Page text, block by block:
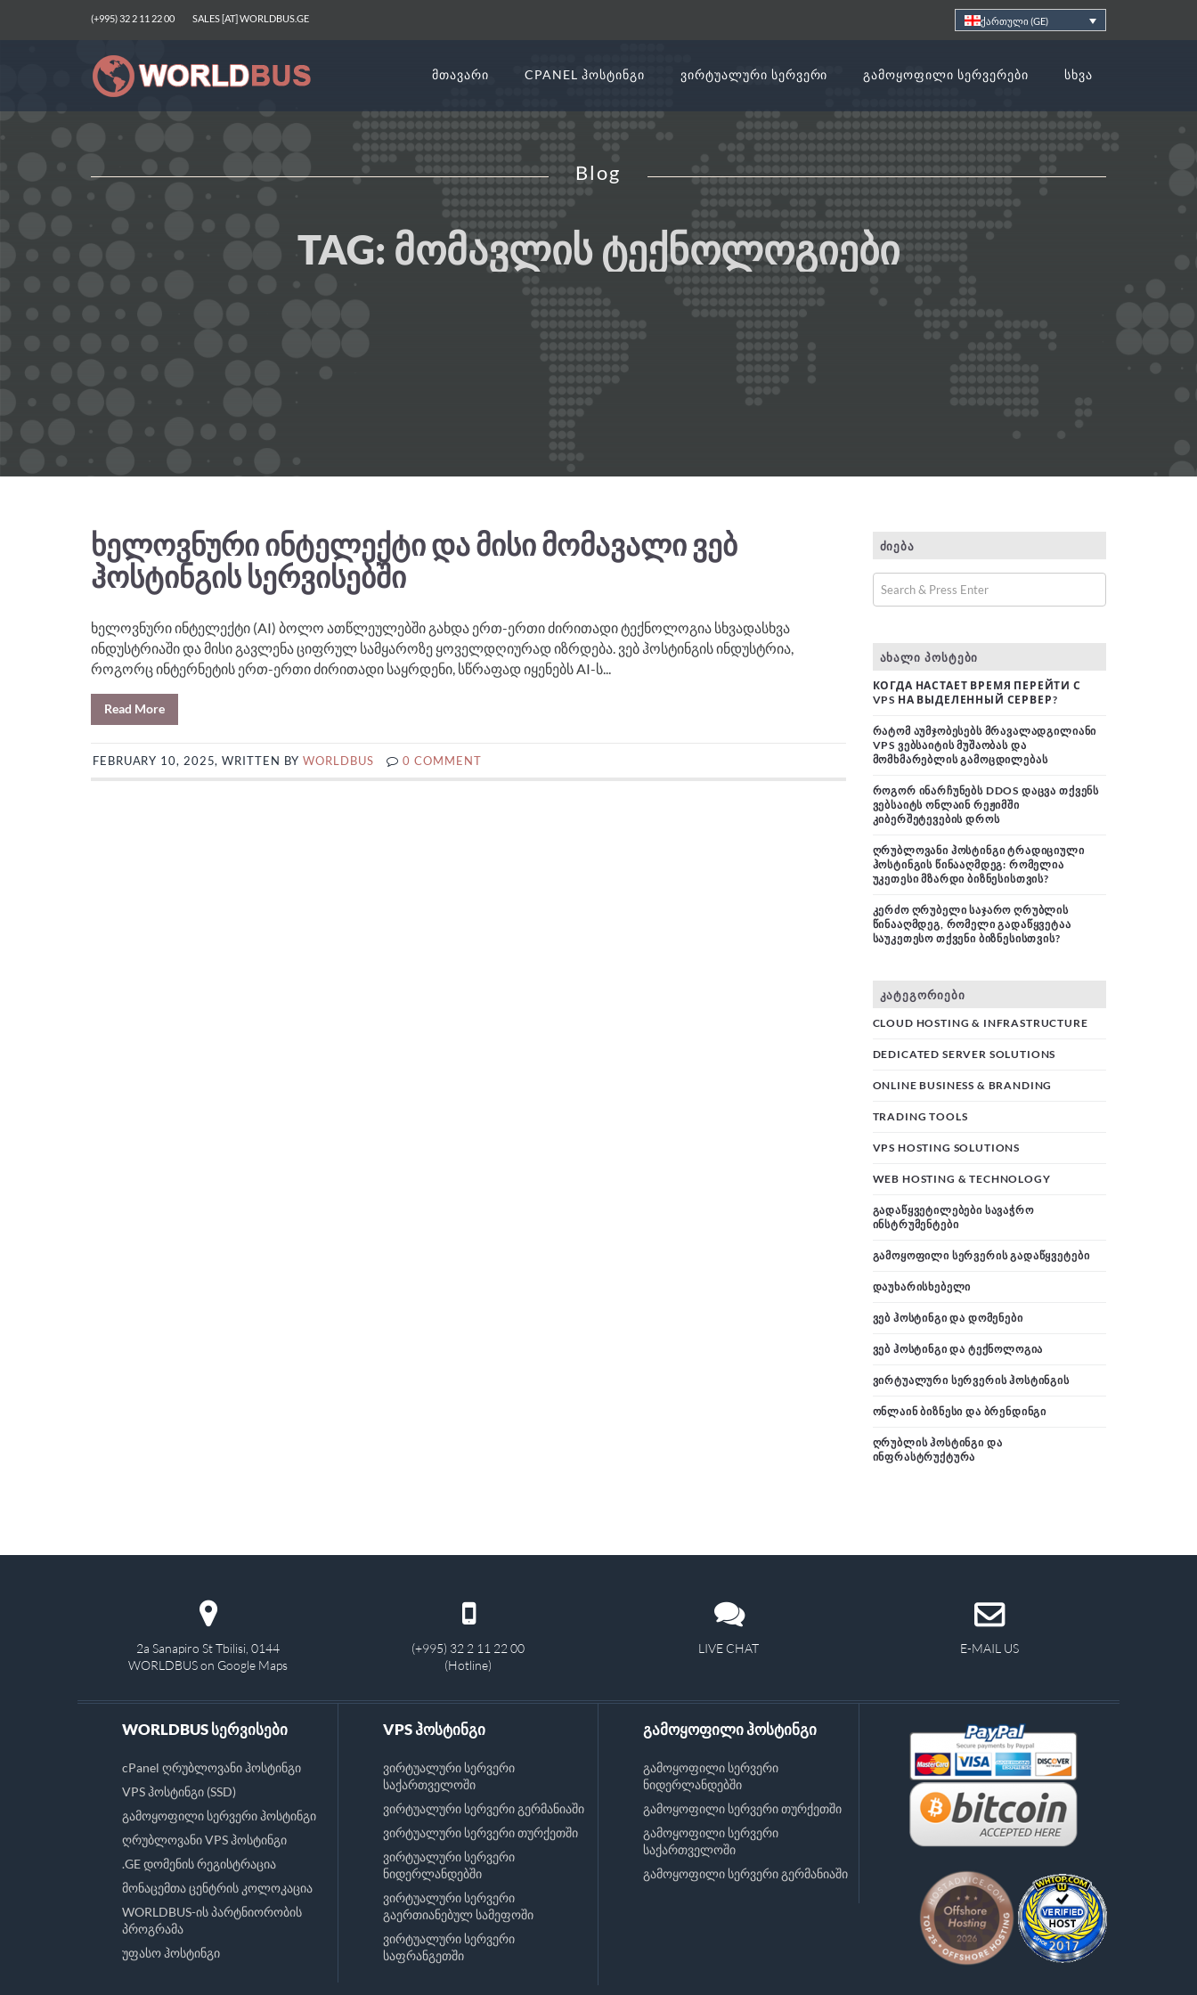
(+995) 32 2 11 22 00 SALES [AT] WORLDBUS.GE ქართული (GE)
ᲛᲗᲐᲕᲐᲠᲘ CPANEL ᲰᲝᲡᲢᲘᲜᲒᲘ ᲕᲘᲠᲢᲣᲐᲚᲣᲠᲘ ᲡᲔᲠᲕᲔᲠᲘ ᲒᲐᲛᲝᲧᲝᲤᲘᲚᲘ ᲡᲔᲠᲕᲔᲠᲔᲑᲘ ᲡᲮᲕᲐ
Blog
TAG: ᲛᲝᲛᲐᲕᲚᲘᲡ ᲢᲔᲥᲜᲝᲚᲝᲒᲘᲔᲑᲘ
ᲮᲔᲚᲝᲕᲜᲣᲠᲘ ᲘᲜᲢᲔᲚᲔᲥᲢᲘ ᲓᲐ ᲛᲘᲡᲘ ᲛᲝᲛᲐᲕᲐᲚᲘ ᲕᲔᲑ
ᲰᲝᲡᲢᲘᲜᲒᲘᲡ ᲡᲔᲠᲕᲘᲡᲔᲑᲨᲘ
ხელოვნური ინტელექტი (AI) ბოლო ათწლეულებში გახდა ერთ-ერთი ძირითადი ტექნოლოგია სხვადასხვა
ინდუსტრიაში და მისი გავლენა ციფრულ სამყაროზე ყოველდღიურად იზრდება. ვებ ჰოსტინგის ინდუსტრია,
როგორც ინტერნეტის ერთ-ერთი ძირითადი საყრდენი, სწრაფად იყენებს AI-ს...
Read More
FEBRUARY 10, 2025, WRITTEN BYWORLDBUS 0 COMMENT
ᲫᲘᲔᲑᲐ
ᲐᲮᲐᲚᲘ ᲞᲝᲡᲢᲔᲑᲘ
КОГДА НАСТАЕТ ВРЕМЯ ПЕРЕЙТИ С
VPS НА ВЫДЕЛЕННЫЙ СЕРВЕР?
ᲠᲐᲢᲝᲛ ᲐᲣᲛᲯᲝᲑᲔᲡᲔᲑᲡ ᲛᲠᲐᲕᲐᲚᲐᲓᲒᲘᲚᲘᲐᲜᲘ
VPS ᲕᲔᲑᲡᲐᲘᲢᲘᲡ ᲛᲣᲨᲐᲝᲑᲐᲡ ᲓᲐ
ᲛᲝᲛᲮᲛᲐᲠᲔᲑᲚᲘᲡ ᲒᲐᲛᲝᲪᲓᲘᲚᲔᲑᲐᲡ
ᲠᲝᲒᲝᲠ ᲘᲜᲐᲠᲩᲣᲜᲔᲑᲡ DDOS ᲓᲐᲪᲕᲐ ᲗᲥᲕᲔᲜᲡ
ᲕᲔᲑᲡᲐᲘᲢᲡ ᲝᲜᲚᲐᲘᲜ ᲠᲔᲟᲘᲛᲨᲘ
ᲙᲘᲑᲔᲠᲨᲔᲢᲔᲕᲔᲑᲘᲡ ᲓᲠᲝᲡ
ᲦᲠᲣᲑᲚᲝᲕᲐᲜᲘ ᲰᲝᲡᲢᲘᲜᲒᲘ ᲢᲠᲐᲓᲘᲪᲘᲣᲚᲘ
ᲰᲝᲡᲢᲘᲜᲒᲘᲡ ᲬᲘᲜᲐᲐᲦᲛᲓᲔᲒ: ᲠᲝᲛᲔᲚᲘᲐ
ᲣᲙᲔᲗᲔᲡᲘ ᲛᲖᲐᲠᲓᲘ ᲑᲘᲖᲜᲔᲡᲘᲡᲗᲕᲘᲡ?
ᲙᲔᲠᲫᲝ ᲦᲠᲣᲑᲔᲚᲘ ᲡᲐᲯᲐᲠᲝ ᲦᲠᲣᲑᲚᲘᲡ
ᲬᲘᲜᲐᲐᲦᲛᲓᲔᲒ, ᲠᲝᲛᲔᲚᲘ ᲒᲐᲓᲐᲬᲧᲕᲔᲢᲐᲐ
ᲡᲐᲣᲙᲔᲗᲔᲡᲝ ᲗᲥᲕᲔᲜᲘ ᲑᲘᲖᲜᲔᲡᲘᲡᲗᲕᲘᲡ?
ᲙᲐᲢᲔᲒᲝᲠᲘᲔᲑᲘ
CLOUD HOSTING & INFRASTRUCTURE
DEDICATED SERVER SOLUTIONS
ONLINE BUSINESS & BRANDING
TRADING TOOLS
VPS HOSTING SOLUTIONS
WEB HOSTING & TECHNOLOGY
ᲒᲐᲓᲐᲬᲧᲕᲔᲢᲘᲚᲔᲑᲔᲑᲘ ᲡᲐᲕᲐᲭᲠᲝ
ᲘᲜᲡᲢᲠᲣᲛᲔᲜᲢᲔᲑᲘ
ᲒᲐᲛᲝᲧᲝᲤᲘᲚᲘ ᲡᲔᲠᲕᲔᲠᲘᲡ ᲒᲐᲓᲐᲬᲧᲕᲔᲢᲔᲑᲘ
ᲓᲐᲣᲮᲐᲠᲘᲡᲮᲔᲑᲔᲚᲘ
ᲕᲔᲑ ᲰᲝᲡᲢᲘᲜᲒᲘ ᲓᲐ ᲓᲝᲛᲔᲜᲔᲑᲘ
ᲕᲔᲑ ᲰᲝᲡᲢᲘᲜᲒᲘ ᲓᲐ ᲢᲔᲥᲜᲝᲚᲝᲒᲘᲐ
ᲕᲘᲠᲢᲣᲐᲚᲣᲠᲘ ᲡᲔᲠᲕᲔᲠᲘᲡ ᲰᲝᲡᲢᲘᲜᲒᲘᲡ
ᲝᲜᲚᲐᲘᲜ ᲑᲘᲖᲜᲔᲡᲘ ᲓᲐ ᲑᲠᲔᲜᲓᲘᲜᲒᲘ
ᲦᲠᲣᲑᲚᲘᲡ ᲰᲝᲡᲢᲘᲜᲒᲘ ᲓᲐ
ᲘᲜᲤᲠᲐᲡᲢᲠᲣᲥᲢᲣᲠᲐ
2a Sanapiro St Tbilisi, 0144
WORLDBUS on Google Maps
(+995) 32 2 11 22 00
(Hotline)
LIVE CHAT E-MAIL US
WORLDBUS სერვისები
cPanel ღრუბლოვანი ჰოსტინგი
VPS ჰოსტინგი (SSD)
გამოყოფილი სერვერი ჰოსტინგი
ღრუბლოვანი VPS ჰოსტინგი
.GE დომენის რეგისტრაცია
მონაცემთა ცენტრის კოლოკაცია
WORLDBUS-ის პარტნიორობის
პროგრამა
უფასო ჰოსტინგი
VPS ჰოსტინგი
ვირტუალური სერვერი
საქართველოში
ვირტუალური სერვერი გერმანიაში
ვირტუალური სერვერი თურქეთში
ვირტუალური სერვერი
ნიდერლანდებში
ვირტუალური სერვერი
გაერთიანებულ სამეფოში
ვირტუალური სერვერი
საფრანგეთში
გამოყოფილი ჰოსტინგი
გამოყოფილი სერვერი
ნიდერლანდებში
გამოყოფილი სერვერი თურქეთში
გამოყოფილი სერვერი
საქართველოში
გამოყოფილი სერვერი გერმანიაში